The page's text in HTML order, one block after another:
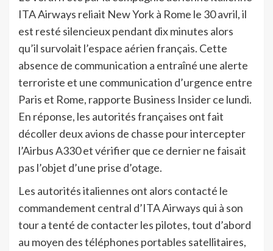
ITA Airways reliait New York à Rome le 30 avril, il
est resté silencieux pendant dix minutes alors
qu’il survolait l’espace aérien français. Cette
absence de communication a entraîné une alerte
terroriste et une communication d’urgence entre
Paris et Rome, rapporte Business Insider ce lundi.
En réponse, les autorités françaises ont fait
décoller deux avions de chasse pour intercepter
l’Airbus A330 et vérifier que ce dernier ne faisait
pas l’objet d’une prise d’otage.
Les autorités italiennes ont alors contacté le
commandement central d’ITA Airways qui à son
tour a tenté de contacter les pilotes, tout d’abord
au moyen des téléphones portables satellitaires,